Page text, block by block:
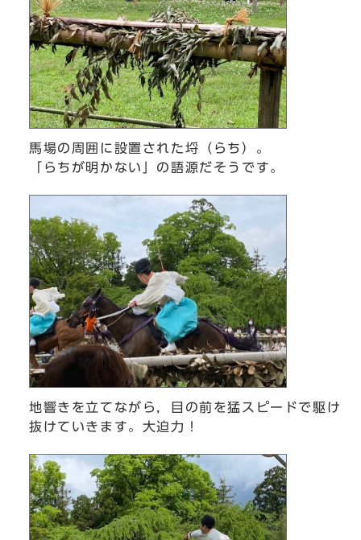
馬場の周囲に設置された埒（らち）。
「らちが明かない」の語源だそうです。
地響きを立てながら，目の前を猛スピードで駆け
抜けていきます。大迫力！